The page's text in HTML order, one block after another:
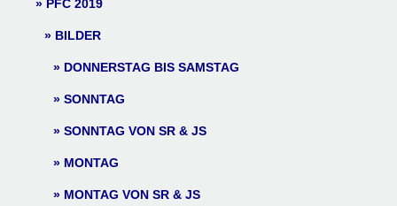
PFC 2019
BILDER
DONNERSTAG BIS SAMSTAG
SONNTAG
SONNTAG VON SR & JS
MONTAG
MONTAG VON SR & JS